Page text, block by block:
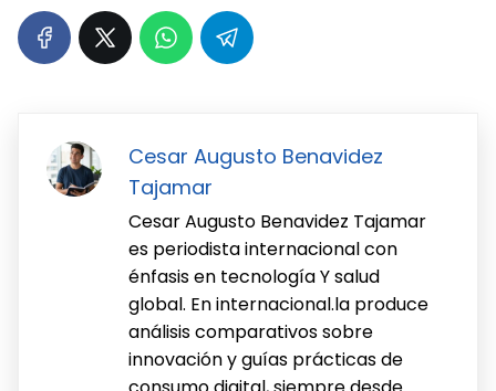
Cesar Augusto Benavidez
Tajamar
Cesar Augusto Benavidez Tajamar
es periodista internacional con
énfasis en tecnología Y salud
global. En internacional.la produce
análisis comparativos sobre
innovación y guías prácticas de